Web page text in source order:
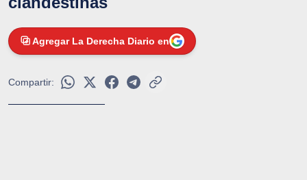
Agregar La Derecha Diario en
Compartir: